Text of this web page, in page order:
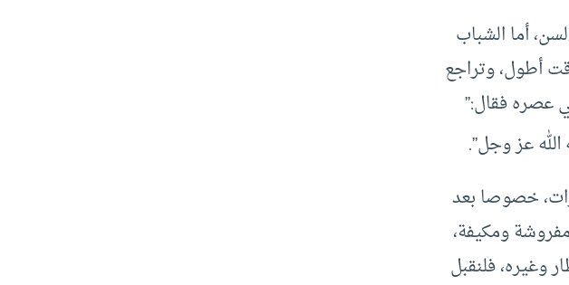
أما الشباب
أطول، وتراجع
عصره فقال:”
عز وجل”.
خصوصا بعد
ومكيفة،
وغيره، فلنقبل